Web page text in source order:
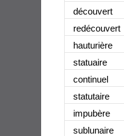
découvert
redécouvert
hauturière
statuaire
continuel
statutaire
impubère
sublunaire